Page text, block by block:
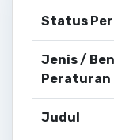
Status
Jenis /
Peraturan
Judul